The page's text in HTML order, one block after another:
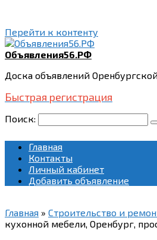
Перейти к контенту
Объявления56.РФ
Доска объявлений
Быстрая регистрация
Поиск:
Главная
Контакты
Личный кабинет
Добавить объявление
Главная » Строительство и
кухонной мебели, Оренбург,